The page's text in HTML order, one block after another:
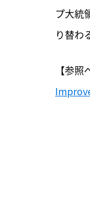
プ大統
り替わ
【参照